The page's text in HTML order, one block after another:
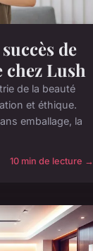
de
chez Lush
de la beauté
et éthique.
emballage, la
10 min de lecture →